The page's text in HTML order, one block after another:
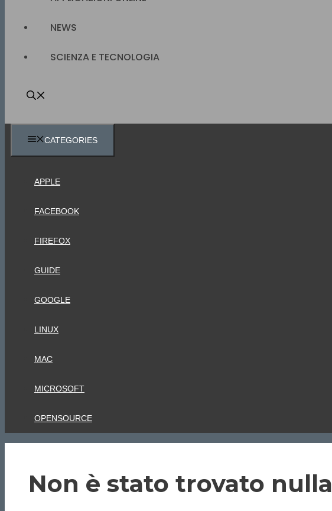
NEWS
SCIENZA E TECNOLOGIA
CATEGORIES
APPLE
FACEBOOK
FIREFOX
GUIDE
GOOGLE
LINUX
MAC
MICROSOFT
OPENSOURCE
Non è stato trovato nulla